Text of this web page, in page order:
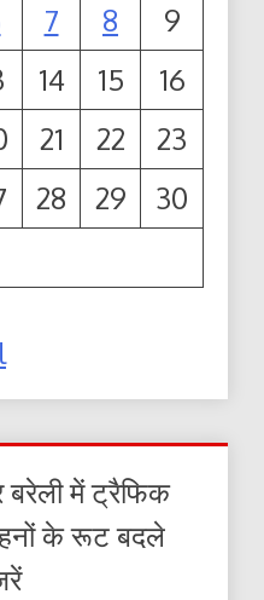
7 8
9
14 15
16
21 22
23
28 29
30
बरेली में ट्रैफिक
के रूट बदले